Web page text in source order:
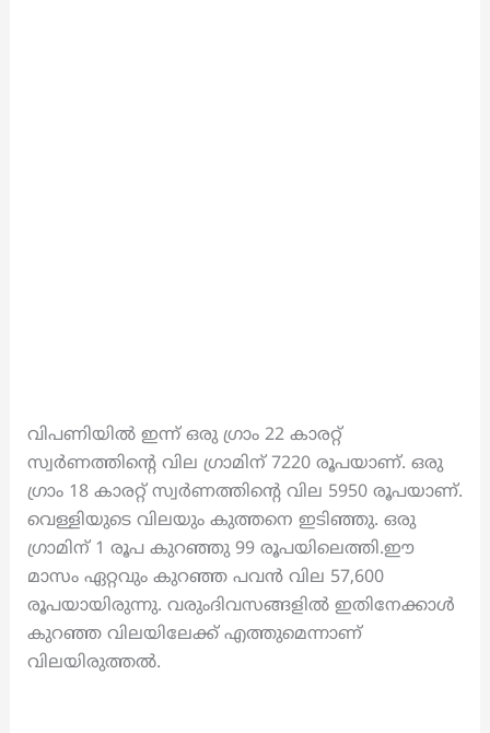
വിപണിയിൽ ഇന്ന് ഒരു ഗ്രാം 22 കാരറ്റ്‌
സ്വർണത്തിന്റെ വില ഗ്രാമിന് 7220 രൂപയാണ്. ഒരു
ഗ്രാം 18 കാരറ്റ്‌ സ്വർണത്തിന്റെ വില 5950 രൂപയാണ്.
വെള്ളിയുടെ വിലയും കുത്തനെ ഇടിഞ്ഞു. ഒരു
ഗ്രാമിന് 1 രൂപ കുറഞ്ഞു 99 രൂപയിലെത്തി.ഈ
മാസം ഏറ്റവും കുറഞ്ഞ പവന്‍ വില 57,600
രൂപയായിരുന്നു. വരുംദിവസങ്ങളില്‍ ഇതിനേക്കാള്‍
കുറഞ്ഞ വിലയിലേക്ക് എത്തുമെന്നാണ്
വിലയിരുത്തല്‍.